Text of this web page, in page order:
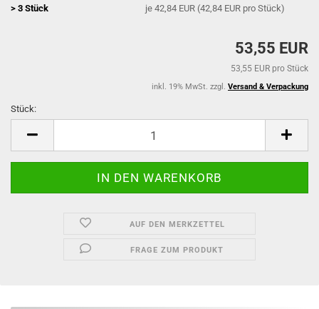
> 3 Stück
je 42,84 EUR (42,84 EUR pro Stück)
53,55 EUR
53,55 EUR pro Stück
inkl. 19% MwSt. zzgl. Versand & Verpackung
Stück:
AUF DEN MERKZETTEL
FRAGE ZUM PRODUKT